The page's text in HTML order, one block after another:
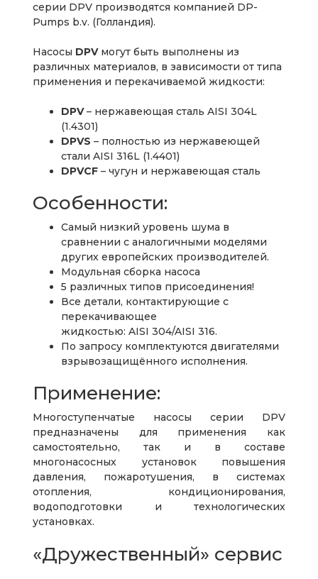
серии DPV производятся компанией DP-
Pumps b.v. (Голландия).
Насосы DPVмогут быть выполнены из
различных материалов, в зависимости от типа
применения и перекачиваемой жидкости:
DPV– нержавеющая сталь AISI 304L
(1.4301)
DPVS – полностью из нержавеющей
стали AISI 316L (1.4401)
DPVCF – чугун и нержавеющая сталь
Особенности:
Самый низкий уровень шума в
сравнении с аналогичными моделями
других европейских производителей.
Модульная сборка насоса
5 различных типов присоединения!
Все детали, контактирующие с
перекачивающее
жидкостью: AISI 304/AISI 316.
По запросу комплектуются двигателями
взрывозащищённого исполнения.
Применение:
Многоступенчатые насосы серии DPV
предназначены для применения как
самостоятельно, так и в составе
многонасосных установок повышения
давления, пожаротушения, в системах
отопления, кондиционирования,
водоподготовки и технологических
установках.
«Дружественный» сервис